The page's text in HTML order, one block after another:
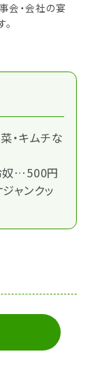
会・会社の宴
・キムチな
…500円
ンクッ